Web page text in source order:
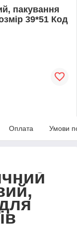
пакування
39*51 Код
Оплата Умови